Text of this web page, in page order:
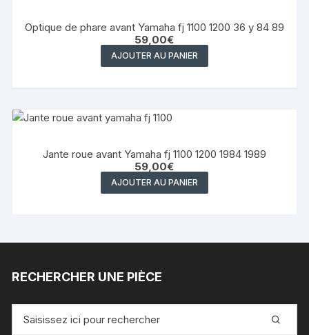
Optique de phare avant Yamaha fj 1100 1200 36 y 84 89
59,00€
AJOUTER AU PANIER
Jante roue avant Yamaha fj 1100 1200 1984 1989
59,00€
AJOUTER AU PANIER
RECHERCHER UNE PIÈCE
pour